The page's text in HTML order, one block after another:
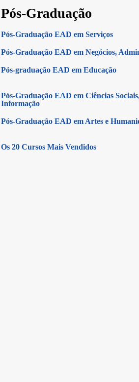
Pós-Graduação
Pós-Graduação EAD em Serviços
Pós-Graduação EAD em Negócios,
Pós-graduação EAD em Educação
Pós-Graduação EAD em Ciências
Informação
Pós-Graduação EAD em Artes e
Os 20 Cursos Mais Vendidos